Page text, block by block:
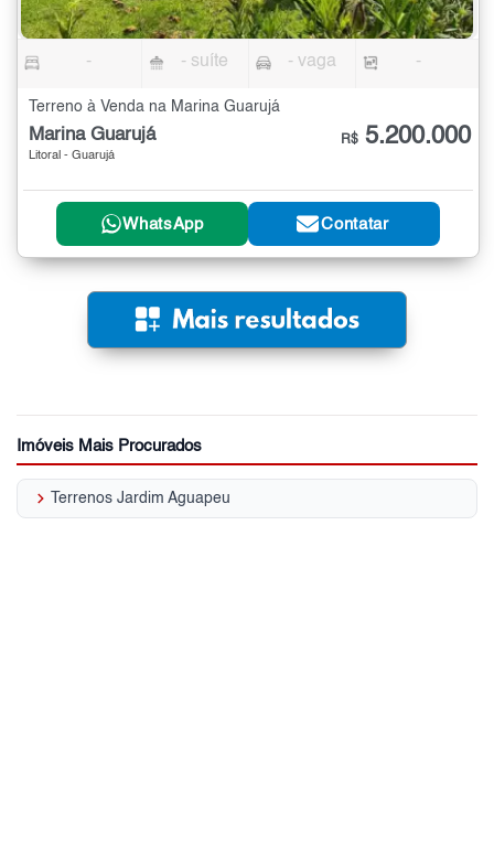
- - suíte - vaga -
Terreno à Venda na Marina Guarujá
Marina Guarujá
Litoral - Guarujá
R$ 5.200.000
WhatsApp Contatar
Imóveis Mais Procurados
keyboard_arrow_right Terrenos Jardim Aguapeu